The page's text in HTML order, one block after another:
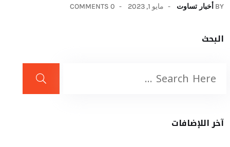
BY أخبار تساوت مايو 1, 2023 0 COMMENTS
البحث
آخر اللإضافات